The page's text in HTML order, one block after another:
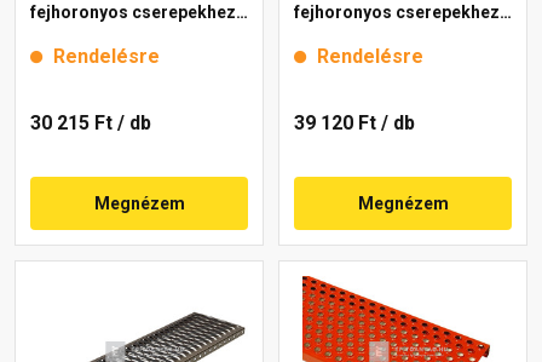
fejhoronyos cserepekhez
Rendelésre
30 215 Ft / db
Megnézem
fejhoronyos cserepekhez
Rendelésre
39 120 Ft / db
Megnézem